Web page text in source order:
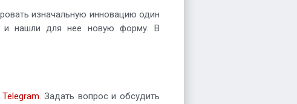
изначальную инновацию один
и нашли для нее новую форму. В
. Задать вопрос и обсудить